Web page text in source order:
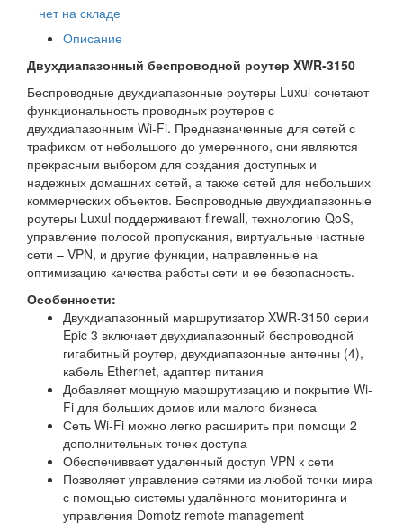
нет на складе
Описание
Двухдиапазонный беспроводной роутер XWR-3150
Беспроводные двухдиапазонные роутеры Luxul сочетают
функциональность проводных роутеров с
двухдиапазонным Wi-Fi. Предназначенные для сетей с
трафиком от небольшого до умеренного, они являются
прекрасным выбором для создания доступных и
надежных домашних сетей, а также сетей для небольших
коммерческих объектов. Беспроводные двухдиапазонные
роутеры Luxul поддерживают firewall, технологию QoS,
управление полосой пропускания, виртуальные частные
сети – VPN, и другие функции, направленные на
оптимизацию качества работы сети и ее безопасность.
Особенности:
Двухдиапазонный маршрутизатор XWR-3150 серии
Epic 3 включает двухдиапазонный беспроводной
гигабитный роутер, двухдиапазонные антенны (4),
кабель Ethernet, адаптер питания
Добавляет мощную маршрутизацию и покрытие Wi-
Fi для больших домов или малого бизнеса
Сеть Wi-Fi можно легко расширить при помощи 2
дополнительных точек доступа
Обеспечиввает удаленный доступ VPN к сети
Позволяет управление сетями из любой точки мира
с помощью системы удалённого мониторинга и
управления Domotz remote management